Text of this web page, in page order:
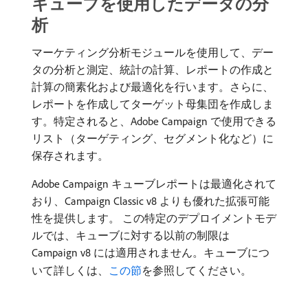
析
マーケティング分析モジュールを使用して、デー
タの分析と測定、統計の計算、レポートの作成と
計算の簡素化および最適化を行います。さらに、
レポートを作成してターゲット母集団を作成しま
す。特定されると、Adobe Campaign で使用できる
リスト（ターゲティング、セグメント化など）に
保存されます。
Adobe Campaign キューブレポートは最適化されて
おり、Campaign Classic v8 よりも優れた拡張可能
性を提供します。 この特定のデプロイメントモデ
ルでは、キューブに対する以前の制限は
Campaign v8 には適用されません。キューブにつ
いて詳しくは、 この節を参照してください。